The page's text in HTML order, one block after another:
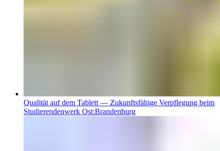
Qualität auf dem Tablett — Zukunftsfähige Verpflegung beim
Studierendenwerk Ost:Brandenburg